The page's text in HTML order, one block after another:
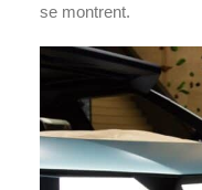
se montrent.